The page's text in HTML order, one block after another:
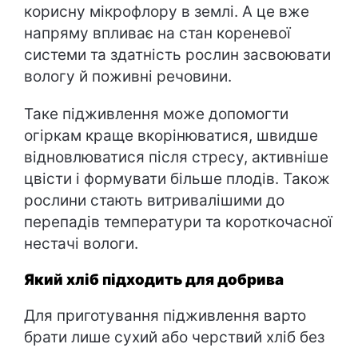
корисну мікрофлору в землі. А це вже
напряму впливає на стан кореневої
системи та здатність рослин засвоювати
вологу й поживні речовини.
Таке підживлення може допомогти
огіркам краще вкорінюватися, швидше
відновлюватися після стресу, активніше
цвісти і формувати більше плодів. Також
рослини стають витривалішими до
перепадів температури та короткочасної
нестачі вологи.
Який хліб підходить для добрива
Для приготування підживлення варто
брати лише сухий або черствий хліб без